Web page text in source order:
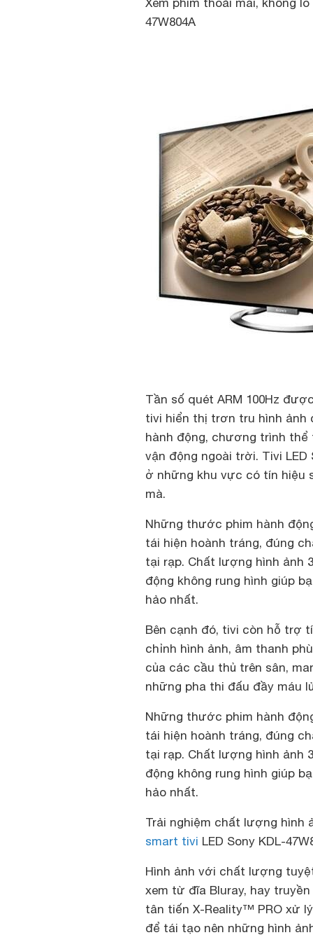
Xem phim thoải mái, không
47W804A
Tần số quét ARM 100Hz
tivi hiển thị trơn tru hình ảnh
hành động, chương trình
vận động ngoài trời. Tivi LED
ở những khu vực có tín hiệu
mà.
Những thước phim hành
tái hiện hoành tráng, đúng
tại rạp. Chất lượng hình ảnh
động không rung hình giúp
hảo nhất.
Bên cạnh đó, tivi còn hỗ trợ
chỉnh hình ảnh, âm thanh
của các cầu thủ trên sân,
những pha thi đấu đầy máu
Những thước phim hành
tái hiện hoành tráng, đúng
tại rạp. Chất lượng hình ảnh
động không rung hình giúp
hảo nhất.
Trải nghiệm chất lượng hình
smart tivi LED Sony KDL-
Hình ảnh với chất lượng
xem từ đĩa Bluray, hay
tân tiến X-Reality™ PRO xử
để tái tạo nên những hình